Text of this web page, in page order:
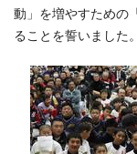
動」を増やすための
ることを誓いました。